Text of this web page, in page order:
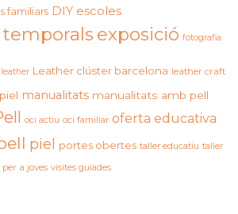
familiars DIY escoles
exposició fotografia
leather Leather clúster barcelona leather craft
manualitats manualitats amb pell
oci actiu oci familiar oferta educativa
piel portes obertes taller educatiu taller
a joves visites guiades